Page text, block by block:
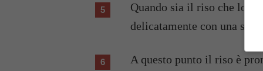
Quando sia il riso che lo
delicatamente con una
A questo punto il riso è